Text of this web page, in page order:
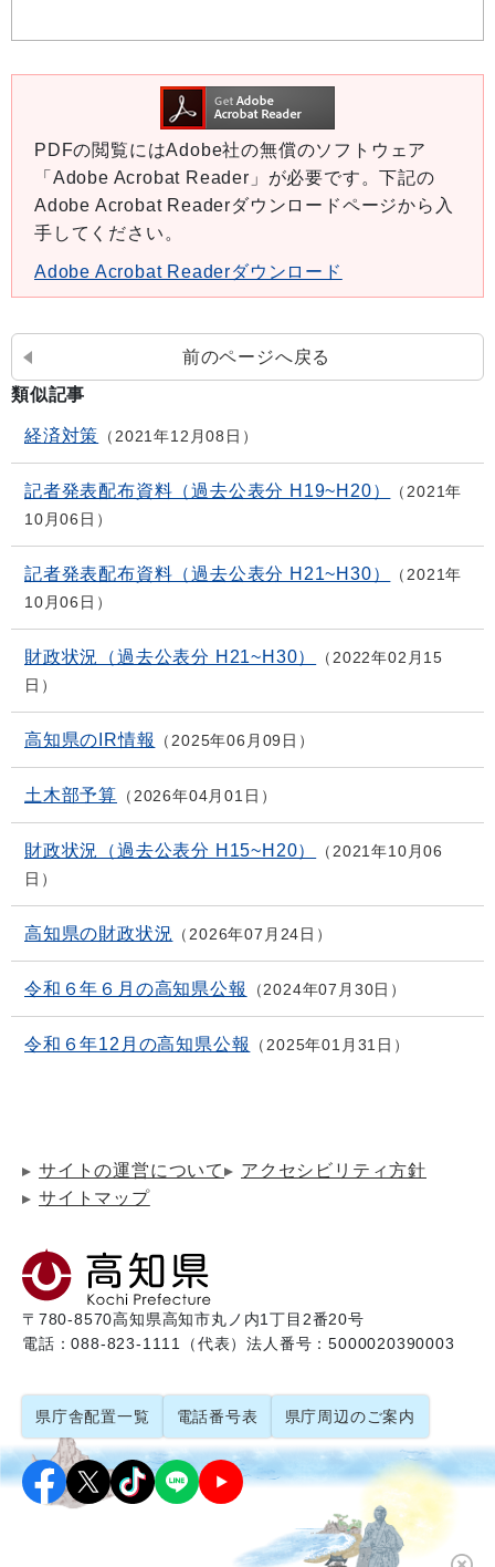
PDFの閲覧にはAdobe社の無償のソフトウェア
「Adobe Acrobat Reader」が必要です。下記の
Adobe Acrobat Readerダウンロードページから入
手してください。
Adobe Acrobat Readerダウンロード
前のページへ戻る
類似記事
経済対策 2021年12月08日
記者発表配布資料（過去公表分 H19~H20）
2021年
10月06日
記者発表配布資料（過去公表分 H21~H30）
2021年
10月06日
財政状況（過去公表分 H21~H30）
2022年02月15
日
高知県のIR情報 2025年06月09日
土木部予算 2026年04月01日
財政状況（過去公表分 H15~H20）
2021年10月06
日
高知県の財政状況 2026年07月24日
令和６年６月の高知県公報 2024年07月30日
令和６年12月の高知県公報 2025年01月31日
サイトの運営について
アクセシビリティ方針
サイトマップ
〒780-8570高知県高知市丸ノ内1丁目2番20号
電話：088-823-1111（代表）法人番号：5000020390003
県庁舎配置一覧 電話番号表 県庁周辺のご案内